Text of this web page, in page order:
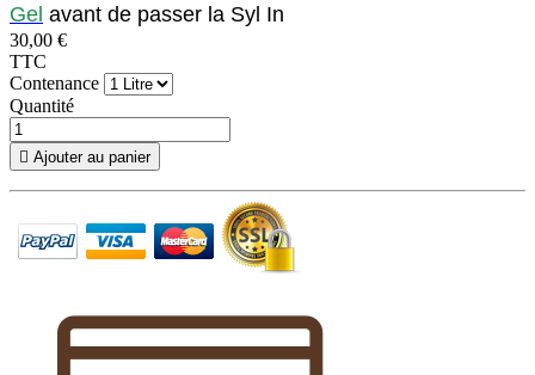
Gel avant de passer la Syl In
30,00 €
TTC
Contenance
Quantité
 Ajouter au panier